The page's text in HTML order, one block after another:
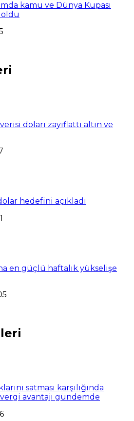
kamu ve Dünya Kupası
oldu
doları zayıflattı altın ve
hedefini açıkladı
en güçlü haftalık yükselişe
satması karşılığında
avantajı gündemde